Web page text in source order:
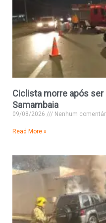
Ciclista morre após ser
Samambaia
09/08/2026 Nenhum
Read More »